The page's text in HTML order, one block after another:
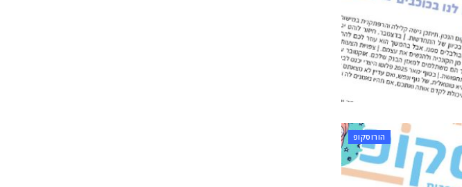
הורוסקופ